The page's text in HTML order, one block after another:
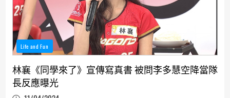
Life and Fun
林襄《同學來了》宣傳寫真書 被問李多慧空降當隊
長反應曝光